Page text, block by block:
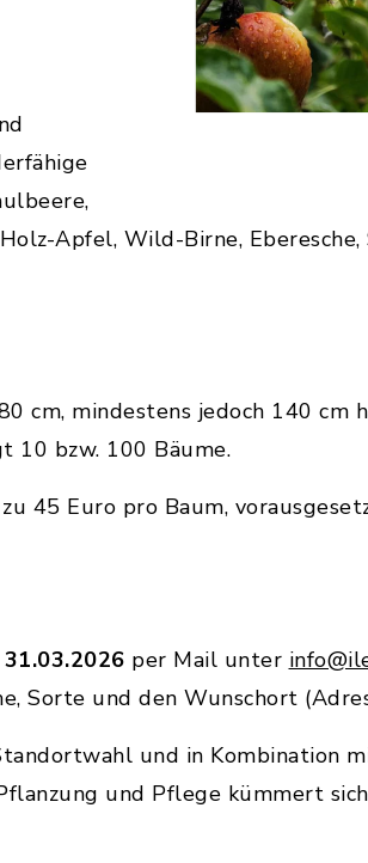
Apfel, Wild-Birne,
cm, mindestens jedoch 140 cm
10 bzw. 100 Bäume.
45 Euro pro Baum,
per Mail unter
Sorte und den Wunschort
und in Kombination
und Pflege kümmert